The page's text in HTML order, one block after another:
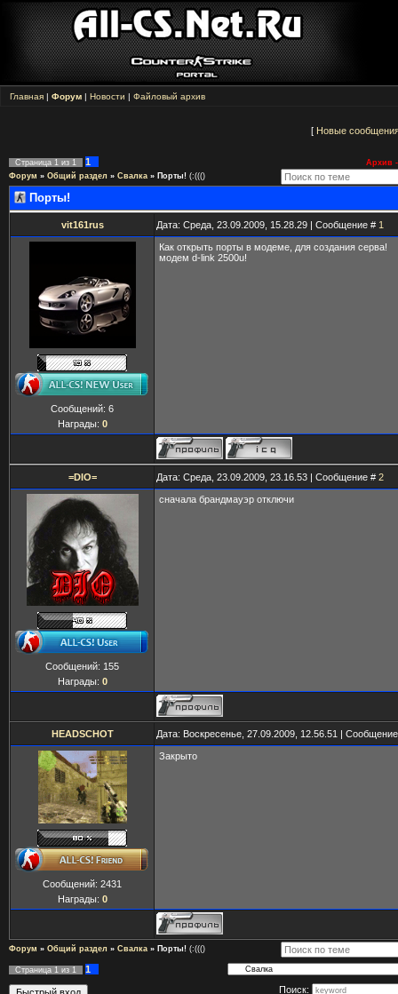
Главная | Форум | Новости | Файловый архив
[ Новые
Страница 1 из 1 1
Архив -
Форум » Общий раздел » Свалка » Порты! (:((()
Порты!
vit161rus Дата: Среда, 23.09.2009, 15.28.29 | Сообщение # 1
Сообщений: 6
Награды: 0
Как открыть порты в модеме, для создания серва!
модем d-link 2500u!
=DIO= Дата: Среда, 23.09.2009, 23.16.53 | Сообщение # 2
Сообщений: 155
Награды: 0
сначала брандмауэр отключи
HEADSCHOT Дата: Воскресенье, 27.09.2009, 12.56.51 |
Сообщений: 2431
Награды: 0
Закрыто
Форум » Общий раздел » Свалка » Порты! (:((()
Страница 1 из 1
1
Поиск: